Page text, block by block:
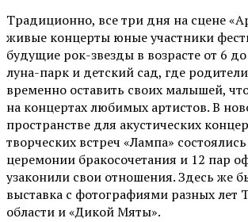
Традиционно, все три дня на сцене
живые концерты юные участники
будущие рок-звезды в возрасте от 6
луна-парк и детский сад, где
временно оставить своих малышей,
на концертах любимых артистов. В
пространстве для акустических
творческих встреч «Лампа»
церемонии бракосочетания и 12 пар
узаконили свои отношения. Здесь же
выставка с фотографиями разных лет
области и «Дикой Мяты».